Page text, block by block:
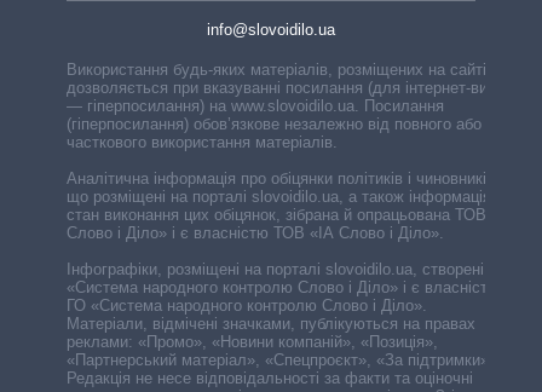
info@slovoidilo.ua
Використання будь-яких матеріалів, розміщених на сайті,
дозволяється при вказуванні посилання (для інтернет-видань
— гіперпосилання) на www.slovoidilo.ua. Посилання
(гіперпосилання) обов’язкове незалежно від повного або
часткового використання матеріалів.
Аналітична інформація про обіцянки політиків і чиновників,
що розміщені на порталі slovoidilo.ua, а також інформація про
стан виконання цих обіцянок, зібрана й опрацьована ТОВ «ІА
Слово і Діло» і є власністю ТОВ «ІА Слово і Діло».
Інфографіки, розміщені на порталі slovoidilo.ua, створені ГО
«Система народного контролю Слово і Діло» і є власністю
ГО «Система народного контролю Слово і Діло».
Матеріали, відмічені значками, публікуються на правах
реклами: «Промо», «Новини компаній», «Позиція»,
«Партнерський матеріал», «Спецпроєкт», «За підтримки».
Редакція не несе відповідальності за факти та оціночні